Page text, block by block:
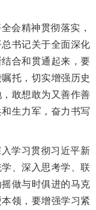
会精神贯彻落实，
书记关于全面深化
合和贯通起来，要
托，切实增强历史
敢想敢为又善作善
生力军，奋力书写
学习贯彻习近平新
、深入思考学、联
做与时俱进的马克
领，要增强学习紧